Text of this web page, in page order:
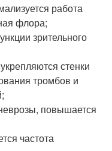
работа
флора;
зрительного
стенки
тромбов и
повышается
частота